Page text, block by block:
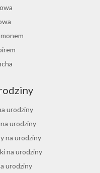
urodziny
urodziny
na urodziny
na urodziny
urodziny